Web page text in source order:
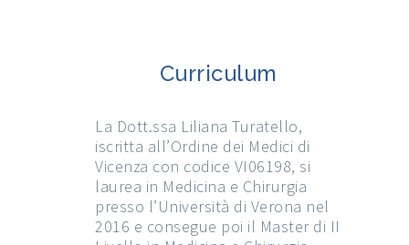
Curriculum
La Dott.ssa Liliana Turatello,
iscritta all’Ordine dei Medici di
Vicenza con codice VI06198, si
laurea in Medicina e Chirurgia
presso l’Università di Verona nel
2016 e consegue poi il Master di II